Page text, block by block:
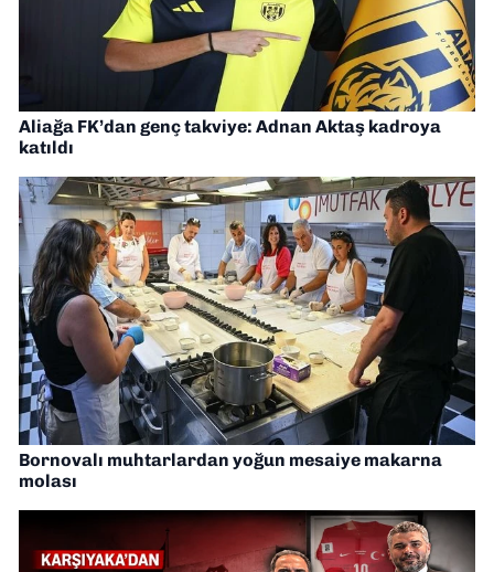
Aliağa FK’dan genç takviye: Adnan Aktaş kadroya
katıldı
Bornovalı muhtarlardan yoğun mesaiye makarna
molası